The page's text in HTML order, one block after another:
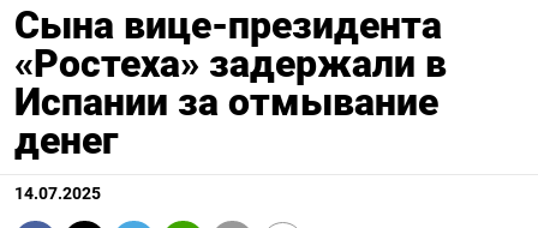
Сына вице-президента
«Ростеха» задержали в
Испании за отмывание
денег
14.07.2025